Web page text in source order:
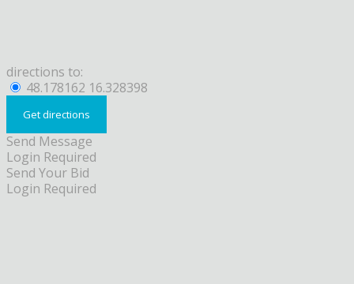
directions to:
48.178162 16.328398
Send Message
Login Required
Send Your Bid
Login Required